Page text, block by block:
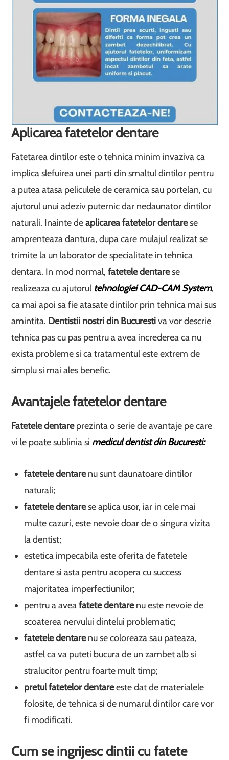
Aplicarea fatetelor dentare
Fatetarea dintilor este o tehnica minim invaziva ca
implica slefuirea unei parti din smaltul dintilor pentru
a putea atasa peliculele de ceramica sau portelan, cu
ajutorul unui adeziv puternic dar nedaunator dintilor
naturali. Inainte deaplicarea fatetelor dentarese
amprenteaza dantura, dupa care mulajul realizat se
trimite la un laborator de specialitate in tehnica
dentara. In mod normal, fatetele dentarese
realizeaza cu ajutorul tehnologiei CAD-CAM System,
ca mai apoi sa fie atasate dintilor prin tehnica mai sus
amintita. Dentistii nostri din Bucurestiva vor descrie
tehnica pas cu pas pentru a avea increderea ca nu
exista probleme si ca tratamentul este extrem de
simplu si mai ales benefic.
Avantajele fatetelor dentare
Fatetele dentareprezinta o serie de avantaje pe care
vi le poate sublinia si medicul dentist din Bucuresti:
fatetele dentarenu sunt daunatoare dintilor
naturali;
fatetele dentarese aplica usor, iar in cele mai
multe cazuri, este nevoie doar de o singura vizita
la dentist;
estetica impecabila este oferita de fatetele
dentare si asta pentru acopera cu success
majoritatea imperfectiunilor;
pentru a aveafatete dentarenu este nevoie de
scoaterea nervului dintelui problematic;
fatetele dentarenu se coloreaza sau pateaza,
astfel ca va puteti bucura de un zambet alb si
stralucitor pentru foarte mult timp;
pretul fatetelor dentareeste dat de materialele
folosite, de tehnica si de numarul dintilor care vor
fi modificati.
Cum se ingrijesc dintii cu fatete